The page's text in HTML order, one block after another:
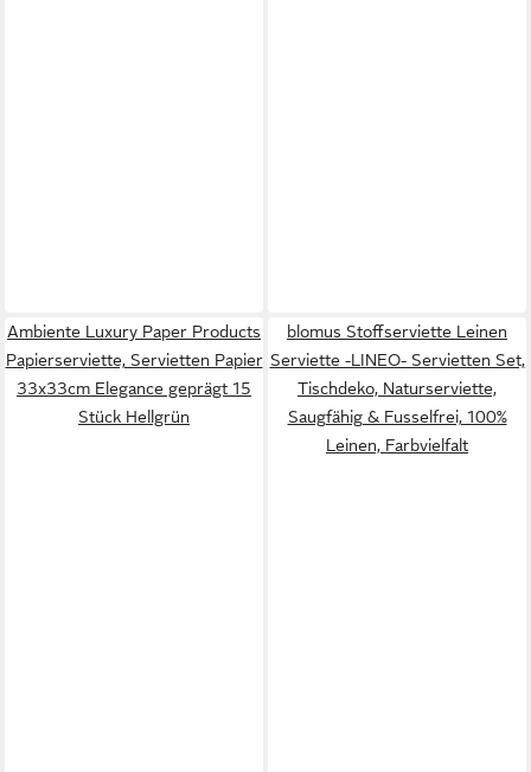
Ambiente Luxury Paper Products
Papierserviette, Servietten Papier
33x33cm Elegance geprägt 15
Stück Hellgrün
blomus Stoffserviette Leinen
Serviette -LINEO- Servietten Set,
Tischdeko, Naturserviette,
Saugfähig & Fusselfrei, 100%
Leinen, Farbvielfalt